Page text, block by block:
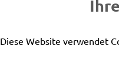
ca.
Diese Website verwendet